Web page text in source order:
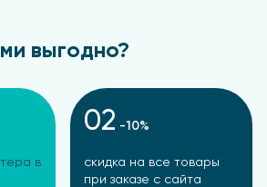
выгодно?
в
02 -10%
скидка на все товары
при заказе с сайта